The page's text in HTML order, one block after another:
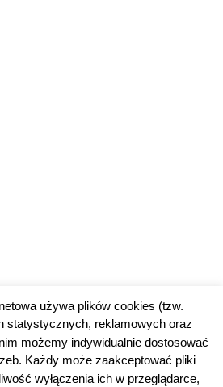
używa plików cookies (tzw.
statystycznych, reklamowych oraz
możemy indywidualnie dostosować
Każdy może zaakceptować pliki
wyłączenia ich w przeglądarce,